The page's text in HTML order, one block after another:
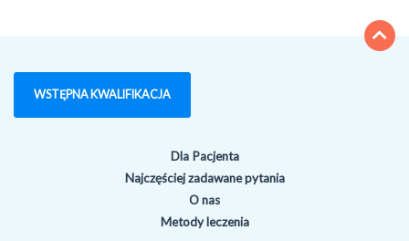
WSTĘPNA KWALIFIKACJA
Dla Pacjenta
Najczęściej zadawane pytania
O nas
Metody leczenia